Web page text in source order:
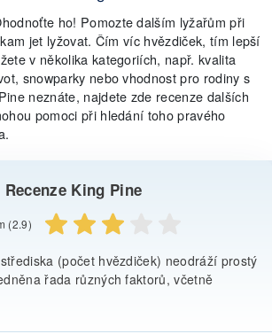
ho! Pomozte dalším lyžařům při
jet lyžovat. Čím víc hvězdiček, tím lepší
v několika kategoriích, např. kvalita
snowparky nebo vhodnost pro rodiny s
neznáte, najdete zde recenze dalších
pomoci při hledání toho pravého
Recenze King Pine
(2.9)
(počet hvězdiček) neodráží prostý
řada různých faktorů, včetně